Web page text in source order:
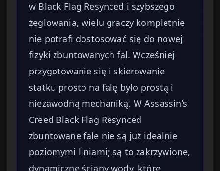
w Black Flag Resynced i szybszego
żeglowania, wielu graczy kompletnie
nie potrafi dostosować się do nowej
fizyki zbuntowanych fal. Wcześniej
przygotowanie się i skierowanie
statku prosto na falę było prostą i
niezawodną mechaniką. W Assassin’s
Creed Black Flag Resynced
zbuntowane fale nie są już idealnie
poziomymi liniami; są to zakrzywione,
dynamiczne ściany wody, które